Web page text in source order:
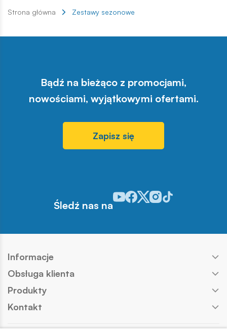
Strona główna Zestawy sezonowe
Bądź na bieżąco z promocjami,
nowościami, wyjątkowymi ofertami.
Zapisz się
Śledź nas na
Odwiedź nasz profil w serwisie
Odwiedź nasz profil w
Odwiedź nasz profil w
Odwiedź nasz profil w
Odwiedź nasz
Informacje
Obsługa klienta
Produkty
Kontakt